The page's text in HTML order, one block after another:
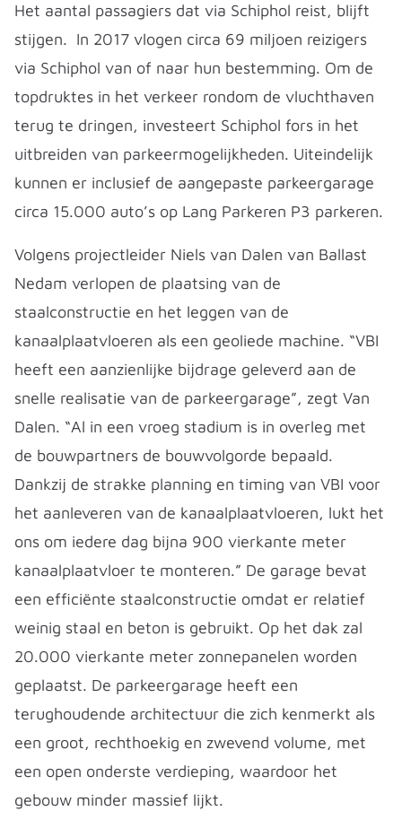
Het aantal passagiers dat via Schiphol reist, blijft
stijgen. In 2017 vlogen circa 69 miljoen reizigers
via Schiphol van of naar hun bestemming. Om de
topdruktes in het verkeer rondom de vluchthaven
terug te dringen, investeert Schiphol fors in het
uitbreiden van parkeermogelijkheden. Uiteindelijk
kunnen er inclusief de aangepaste parkeergarage
circa 15.000 auto’s op Lang Parkeren P3 parkeren.
Volgens projectleider Niels van Dalen van Ballast
Nedam verlopen de plaatsing van de
staalconstructie en het leggen van de
kanaalplaatvloeren als een geoliede machine. “VBI
heeft een aanzienlijke bijdrage geleverd aan de
snelle realisatie van de parkeergarage”, zegt Van
Dalen. “Al in een vroeg stadium is in overleg met
de bouwpartners de bouwvolgorde bepaald.
Dankzij de strakke planning en timing van VBI voor
het aanleveren van de kanaalplaatvloeren, lukt het
ons om iedere dag bijna 900 vierkante meter
kanaalplaatvloer te monteren.” De garage bevat
een efficiënte staalconstructie omdat er relatief
weinig staal en beton is gebruikt. Op het dak zal
20.000 vierkante meter zonnepanelen worden
geplaatst. De parkeergarage heeft een
terughoudende architectuur die zich kenmerkt als
een groot, rechthoekig en zwevend volume, met
een open onderste verdieping, waardoor het
gebouw minder massief lijkt.